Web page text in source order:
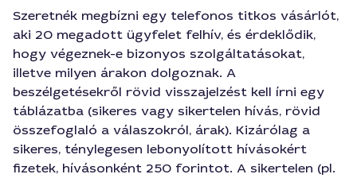
Szeretnék megbízni egy telefonos titkos vásárlót,
aki 20 megadott ügyfelet felhív, és érdeklődik,
hogy végeznek-e bizonyos szolgáltatásokat,
illetve milyen árakon dolgoznak. A
beszélgetésekről rövid visszajelzést kell írni egy
táblázatba (sikeres vagy sikertelen hívás, rövid
összefoglaló a válaszokról, árak). Kizárólag a
sikeres, ténylegesen lebonyolított hívásokért
fizetek, hívásonként 250 forintot. A sikertelen (pl.